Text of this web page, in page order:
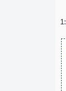
1: